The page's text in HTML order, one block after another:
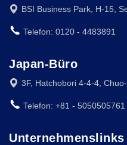
BSI Business Park, H-15,
Telefon: 0120 - 4483891
Japan-Büro
3F, Hatchobori 4-4-4,
Telefon: +81 - 5050505761
Unternehmenslinks